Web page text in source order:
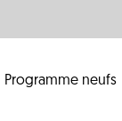
Programme neufs